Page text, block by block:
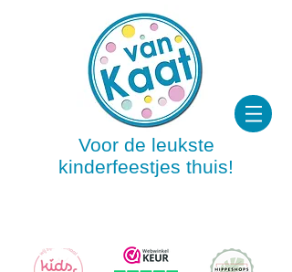
Voor de leukste
kinderfeestjes thuis!